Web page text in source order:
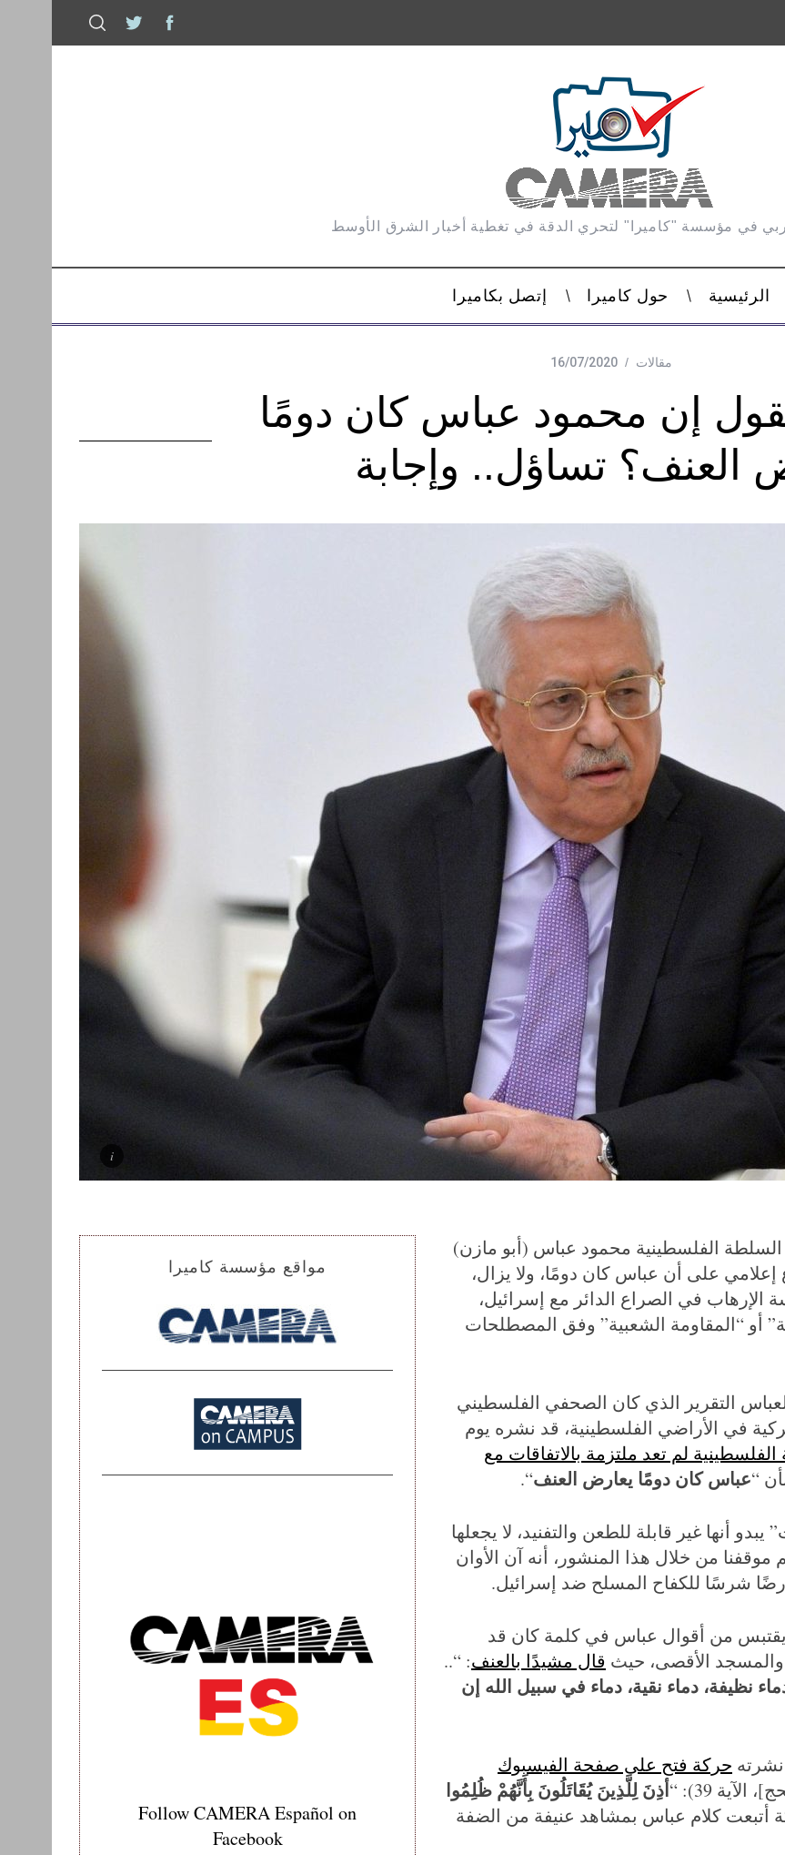
في مؤسسة "كاميرا" لتحري الدقة في تغطية أخبار الشرق الأوسط
الرئيسية حول كاميرا إتصل بكاميرا
مقالات 16/07/2020
إن محمود عباس كان دومًا
العنف؟ تساؤل.. وإجابة
الفلسطينية محمود عباس (أبو مازن)
إعلامي على أن عباس كان دومًا، ولا يزال،
في الصراع الدائر مع إسرائيل،
أو “المقاومة الشعبية” وفق المصطلحات
التقرير الذي كان الصحفي الفلسطيني
في الأراضي الفلسطينية، قد نشره يوم
لم تعد ملتزمة بالاتفاقات مع
“عباس كان دومًا يعارض العنف“.
أنها غير قابلة للطعن والتفنيد، لا يجعلها
من خلال هذا المنشور، أنه آن الأوان
شرسًا للكفاح المسلح ضد إسرائيل.
يقتبس من أقوال عباس في كلمة كان قد
قال مشيدًا بالعنف: “..
دماء نقية، دماء في سبيل الله إن
حركة فتح على صفحة الفيسبوك
أذِنَ لِلَّذِينَ يُقَاتَلُونَ بِأَنَّهُمْ ظُلِمُوا
أتبعت كلام عباس بمشاهد عنيفة من الضفة
مواقع مؤسسة كاميرا
Follow CAMERA Español on
Facebook